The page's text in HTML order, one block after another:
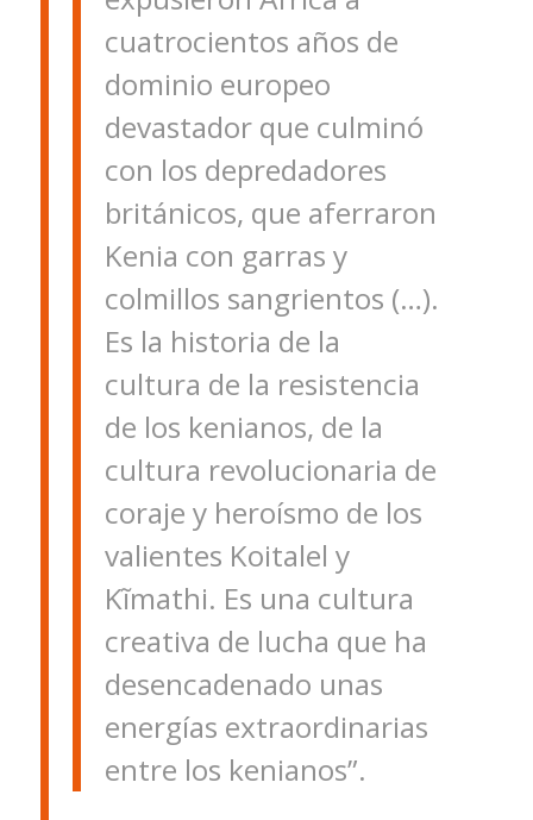
cuatrocientos años de
dominio europeo
devastador que culminó
con los depredadores
británicos, que aferraron
Kenia con garras y
colmillos sangrientos (…).
Es la historia de la
cultura de la resistencia
de los kenianos, de la
cultura revolucionaria de
coraje y heroísmo de los
valientes Koitalel y
Kĩmathi. Es una cultura
creativa de lucha que ha
desencadenado unas
energías extraordinarias
entre los kenianos”.